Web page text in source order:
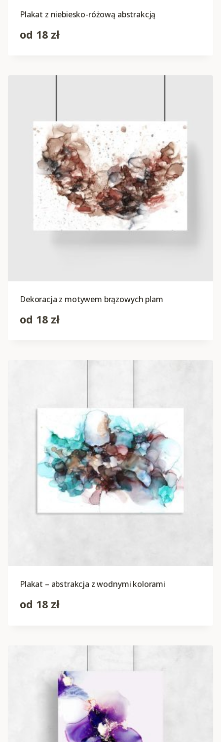
Plakat z niebiesko-różową abstrakcją
od 18 zł
Dekoracja z motywem brązowych plam
od 18 zł
Plakat – abstrakcja z wodnymi kolorami
od 18 zł